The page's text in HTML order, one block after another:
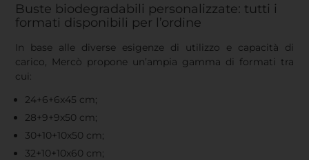
Buste biodegradabili personalizzate: tutti i
formati disponibili per l’ordine
In base alle diverse esigenze di utilizzo e capacità di
carico, Mercò propone un’ampia gamma di formati tra
cui:
24+6+6x45 cm;
28+9+9x50 cm;
30+10+10x50 cm;
32+10+10x60 cm;